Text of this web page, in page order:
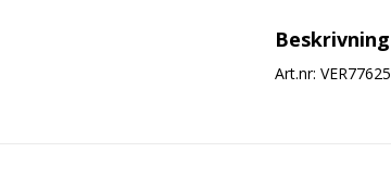
Beskrivning
Art.nr: VER77625